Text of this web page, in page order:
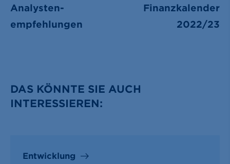
Analysten­
empfehlungen
Finanzkalender
2022/23
DAS KÖNNTE SIE AUCH
INTERESSIEREN:
Entwicklung